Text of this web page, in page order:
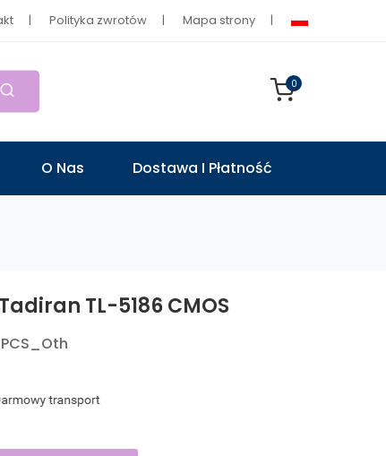
Polityka zwrotów Mapa strony
0
O Nas Dostawa I Płatność
TL-5186 CMOS